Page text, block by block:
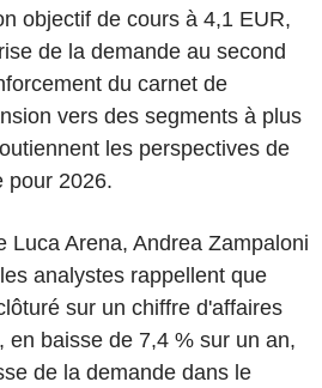
objectif de cours à 4,1 EUR,
de la demande au second
du carnet de
vers des segments à plus
les perspectives de
pour 2026.
Luca Arena, Andrea Zampaloni
analystes rappellent que
sur un chiffre d'affaires
en baisse de 7,4 % sur un an,
de la demande dans le